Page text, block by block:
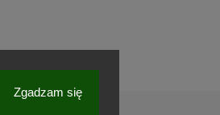
Zgadzam się